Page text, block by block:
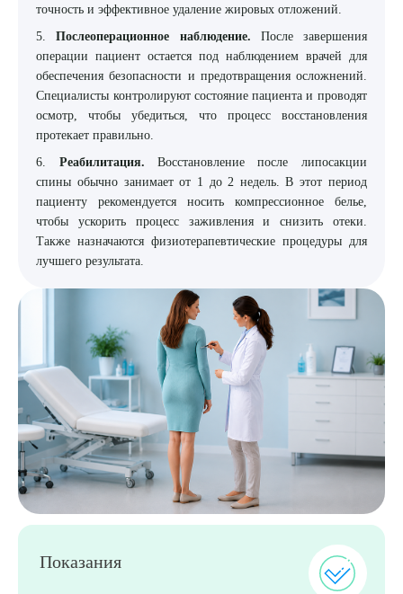
точность и эффективное удаление жировых отложений.
5.Послеоперационное наблюдение. После завершения
операции пациент остается под наблюдением врачей для
обеспечения безопасности и предотвращения осложнений.
Специалисты контролируют состояние пациента и проводят
осмотр, чтобы убедиться, что процесс восстановления
протекает правильно.
6. Реабилитация.Восстановление после липосакции
спины обычно занимает от 1 до 2 недель. В этот период
пациенту рекомендуется носить компрессионное белье,
чтобы ускорить процесс заживления и снизить отеки.
Также назначаются физиотерапевтические процедуры для
лучшего результата.
Показания
Выберите сопутствующую услугу